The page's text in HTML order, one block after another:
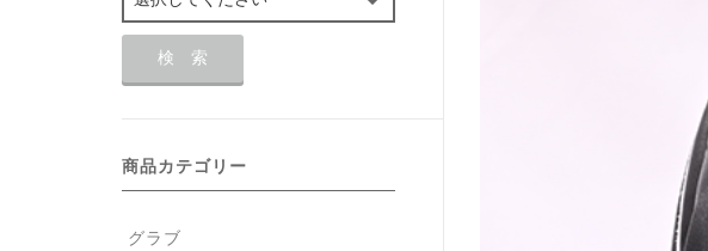
商品カテゴリー
グラブ